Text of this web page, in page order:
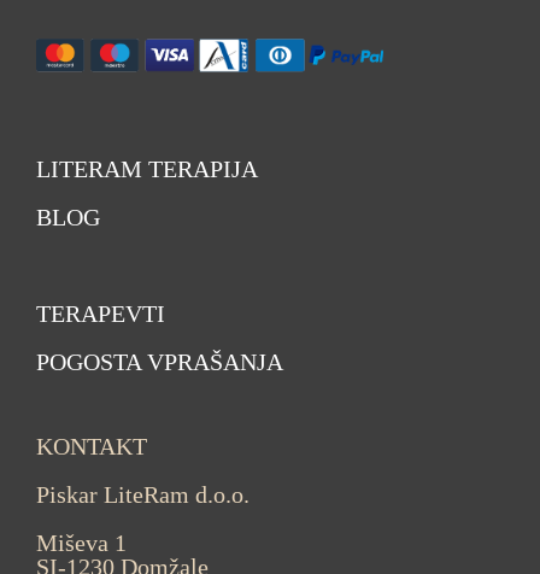
LITERAM TERAPIJA
BLOG
TERAPEVTI
POGOSTA VPRAŠANJA
KONTAKT
Piskar LiteRam d.o.o.
Miševa 1
SI-1230 Domžale